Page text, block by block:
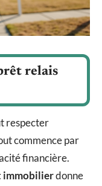
relais
respecter
commence par
financière.
immobilierdonne